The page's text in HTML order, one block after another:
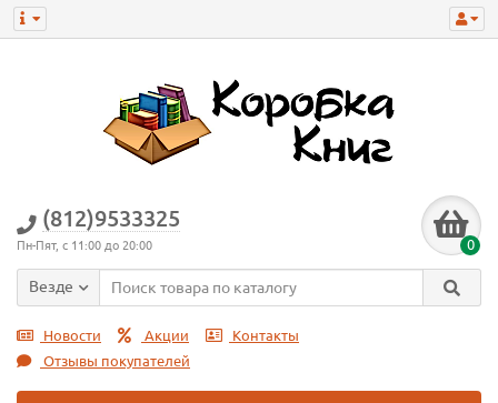
(812)9533325
Пн-Пят, с 11:00 до 20:00 0
Везде
Новости Акции
Контакты
Отзывы покупателей